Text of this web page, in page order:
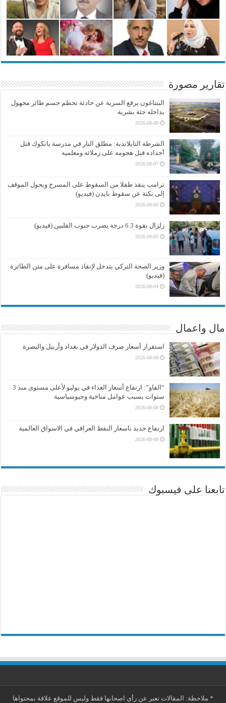
تقارير مصورة
البنتاغون يرفع السرية عن حادثة تحطم جسم طائر مجهول
بداخله جثة بشرية
2026-08-08
الشرطة التايلاندية: مطلق النار في مدرسة بانكوك قتل
أجداده قبل هجومه على زملائه ومعلميه
2026-08-07
ترامب ينقذ طفلا من السقوط على المسرح ويحول الموقف
إلى نكتة عن سقوط بايدن (فيديو)
2026-08-06
زلزال بقوة 6.3 درجة يضرب جنوب الفلبين (فيديو)
2026-08-05
وزير الصحة التركي يتدخل لإنقاذ مسافرة على متن الطائرة
(فيديو)
2026-08-04
مال واعمال
استقرار أسعار صرف الدولار في بغداد وأربيل والبصرة
2026-08-08
“الفاو”: ارتفاع أسعار الغذاء في يوليو لأعلى مستوى منذ 3
سنوات بسبب عوامل مناخية وجيوسياسية
2026-08-08
ارتفاع جديد باسعار النفط العراقي في الاسواق العالمية
2026-08-08
تابعنا على فيسبوك
* ملاحظة: المقالات تعبر عن رأي اصحابها فقط وليس للموقع علاقة بمحتواها